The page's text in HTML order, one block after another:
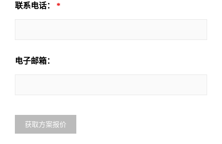
联系电话： *
电子邮箱：